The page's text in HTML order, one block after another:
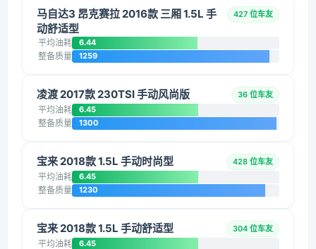
马自达3 昂克赛拉 2016款 三厢 1.5L 手
动舒适型
427 位车友
平均油耗 6.44
整备质量 1259
凌渡 2017款 230TSI 手动风尚版 36 位车友
平均油耗 6.45
整备质量 1300
宝来 2018款 1.5L 手动时尚型 428 位车友
平均油耗 6.45
整备质量 1230
宝来 2018款 1.5L 手动舒适型 304 位车友
平均油耗 6.45